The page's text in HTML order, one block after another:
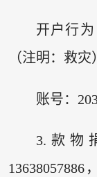
开户行
（注明：救灾）
账号：
3.款物
13638057886